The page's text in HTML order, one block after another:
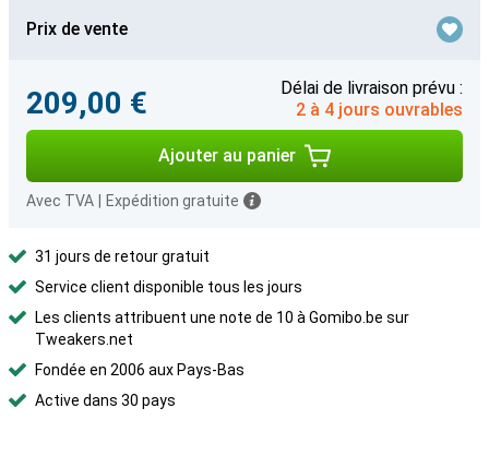
Prix de vente
209,00 €
Délai de livraison prévu :
2 à 4 jours ouvrables
Ajouter au panier
Avec TVA Expédition gratuite
31 jours de retour gratuit
Service client disponible tous les jours
Les clients attribuent une note de 10 à Gomibo.be sur
Tweakers.net
Fondée en 2006 aux Pays-Bas
Active dans 30 pays